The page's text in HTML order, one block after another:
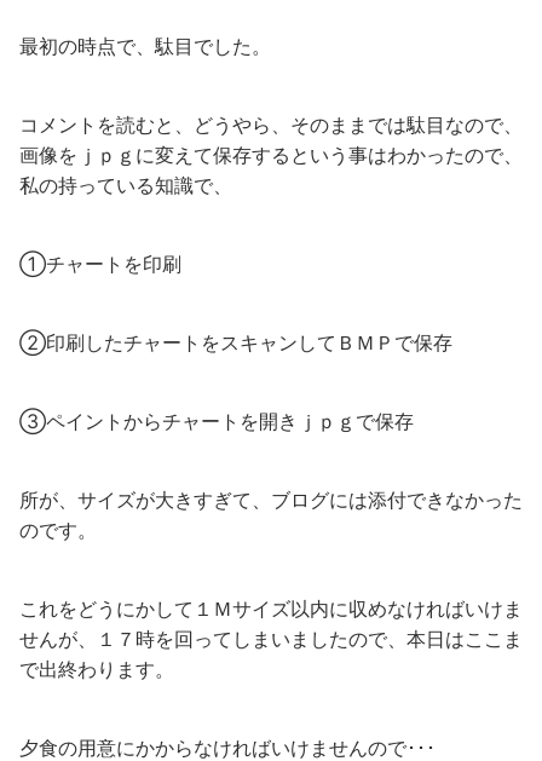
最初の時点で、駄目でした。
コメントを読むと、どうやら、そのままでは駄目なので、
画像をｊｐｇに変えて保存するという事はわかったので、
私の持っている知識で、
①チャートを印刷
②印刷したチャートをスキャンしてＢＭＰで保存
③ペイントからチャートを開きｊｐｇで保存
所が、サイズが大きすぎて、ブログには添付できなかった
のです。
これをどうにかして１Ｍサイズ以内に収めなければいけま
せんが、１７時を回ってしまいましたので、本日はここま
で出終わります。
夕食の用意にかからなければいけませんので･･･